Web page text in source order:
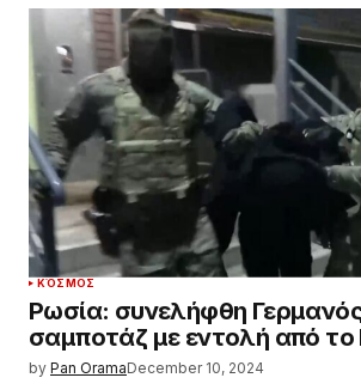
ΚΌΣΜΟΣ
Ρωσία: συνελήφθη
σαμποτάζ με εντολή από το
by Pan OramaDecember 10, 2024